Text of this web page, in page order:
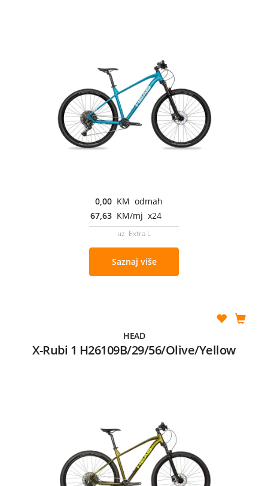
0,00 KM odmah
67,63 KM/mj x24
uz Extra L
Saznaj više
HEAD
X-Rubi 1 H26109B/29/56/Olive/Yellow